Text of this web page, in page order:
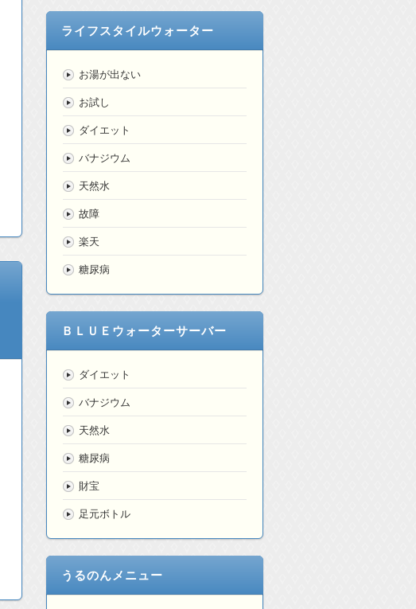
ライフスタイルウォーター
お湯が出ない
お試し
ダイエット
バナジウム
天然水
故障
楽天
糖尿病
ＢＬＵＥウォーターサーバー
ダイエット
バナジウム
天然水
糖尿病
財宝
足元ボトル
うるのんメニュー